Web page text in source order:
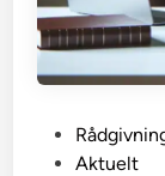
Aktuelt